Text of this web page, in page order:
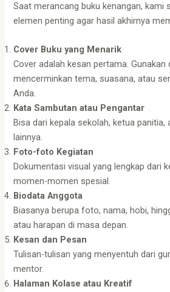
Saat merancang buku kenangan, kami
elemen penting agar hasil akhirnya
Cover Buku yang Menarik
Cover adalah kesan pertama. Gunakan
mencerminkan tema, suasana, atau
Anda.
Kata Sambutan atau Pengantar
Bisa dari kepala sekolah, ketua
lainnya.
Foto-foto Kegiatan
Dokumentasi visual yang lengkap dari
momen-momen spesial.
Biodata Anggota
Biasanya berupa foto, nama, hobi,
atau harapan di masa depan.
Kesan dan Pesan
Tulisan-tulisan yang menyentuh dari
mentor.
Halaman Kolase atau Kreatif